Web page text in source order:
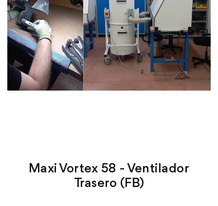
Maxi Vortex 58 - Ventilador
Trasero (FB)